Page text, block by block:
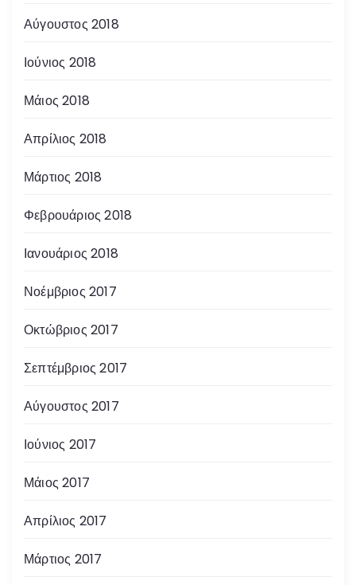
Αύγουστος 2018
Ιούνιος 2018
Μάιος 2018
Απρίλιος 2018
Μάρτιος 2018
Φεβρουάριος 2018
Ιανουάριος 2018
Νοέμβριος 2017
Οκτώβριος 2017
Σεπτέμβριος 2017
Αύγουστος 2017
Ιούνιος 2017
Μάιος 2017
Απρίλιος 2017
Μάρτιος 2017